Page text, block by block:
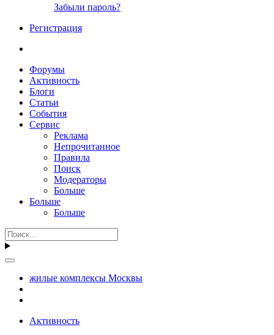
Забыли пароль?
Регистрация
Форумы
Активность
Блоги
Статьи
События
Сервис
Реклама
Непрочитанное
Правила
Поиск
Модераторы
Больше
Больше
Больше
жилые комплексы Москвы
Активность